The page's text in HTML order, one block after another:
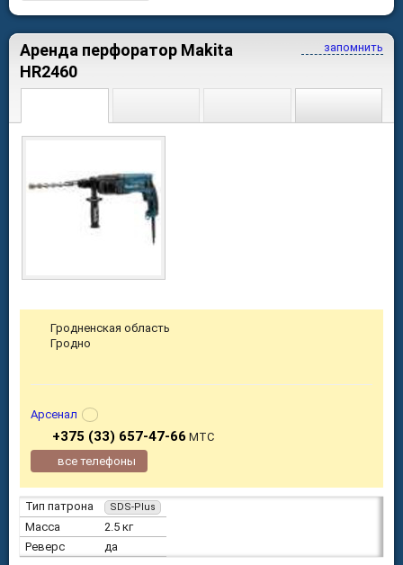
запомнить
Аренда перфоратор Makita
HR2460
Тип патрона SDS-Plus
Масса
2.5 кг
Реверс
да
Гродненская область
Гродно
Арсенал
+375 (33) 657-47-66 МТС
все телефоны